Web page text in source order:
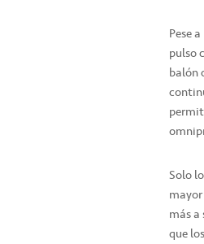
Pese
pulso
balón
Solo
más
que